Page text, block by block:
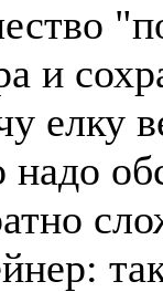
и
елку
надо